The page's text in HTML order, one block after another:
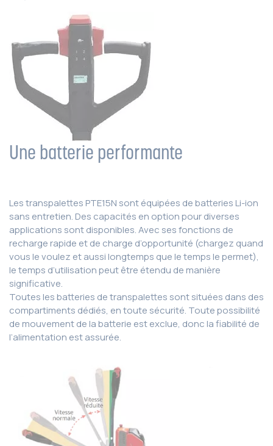
Une batterie performante
Les transpalettes PTE15N sont équipées de batteries Li-ion
sans entretien. Des capacités en option pour diverses
applications sont disponibles. Avec ses fonctions de
recharge rapide et de charge d’opportunité (chargez quand
vous le voulez et aussi longtemps que le temps le permet),
le temps d’utilisation peut être étendu de manière
significative.
Toutes les batteries de transpalettes sont situées dans des
compartiments dédiés, en toute sécurité. Toute possibilité
de mouvement de la batterie est exclue, donc la fiabilité de
l’alimentation est assurée.